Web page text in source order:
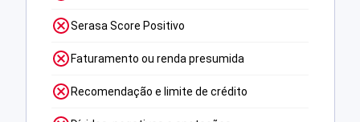
Serasa Score Positivo
Faturamento ou renda presumida
Recomendação e limite de crédito